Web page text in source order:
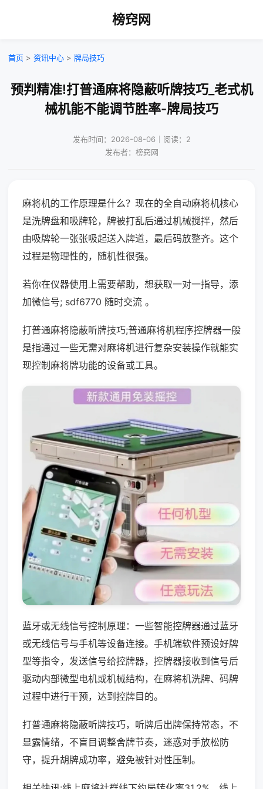
榜窍网
首页 > 资讯中心 > 牌局技巧
预判精准!打普通麻将隐蔽听牌技巧_老式机
械机能不能调节胜率-牌局技巧
发布时间：2026-08-06｜阅读：2
发布者：榜窍网
麻将机的工作原理是什么？现在的全自动麻将机核心
是洗牌盘和吸牌轮，牌被打乱后通过机械搅拌，然后
由吸牌轮一张张吸起送入牌道，最后码放整齐。这个
过程是物理性的，随机性很强。
若你在仪器使用上需要帮助，想获取一对一指导，添
加微信号; sdf6770 随时交流 。
打普通麻将隐蔽听牌技巧;普通麻将机程序控牌器一般
是指通过一些无需对麻将机进行复杂安装操作就能实
现控制麻将牌功能的设备或工具。
蓝牙或无线信号控制原理：一些智能控牌器通过蓝牙
或无线信号与手机等设备连接。手机端软件预设好牌
型等指令，发送信号给控牌器，控牌器接收到信号后
驱动内部微型电机或机械结构，在麻将机洗牌、码牌
过程中进行干预，达到控牌目的。
打普通麻将隐蔽听牌技巧，听牌后出牌保持常态，不
显露情绪，不盲目调整舍牌节奏，迷惑对手放松防
守，提升胡牌成功率，避免被针对性压制。